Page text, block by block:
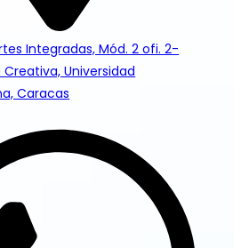
Integradas, Mód. 2 ofi. 2-
Universidad
Caracas